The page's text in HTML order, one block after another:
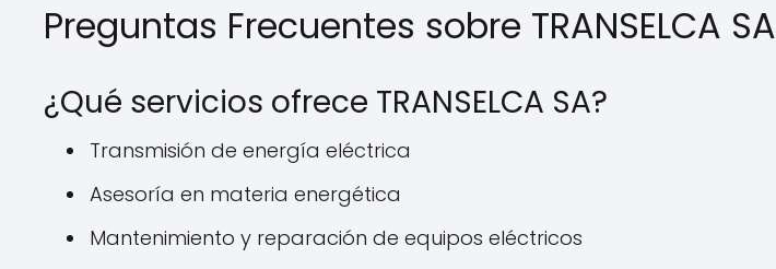
Preguntas Frecuentes sobre TRANSELCA SA
¿Qué servicios ofrece TRANSELCA SA?
Transmisión de energía eléctrica
Asesoría en materia energética
Mantenimiento y reparación de equipos eléctricos